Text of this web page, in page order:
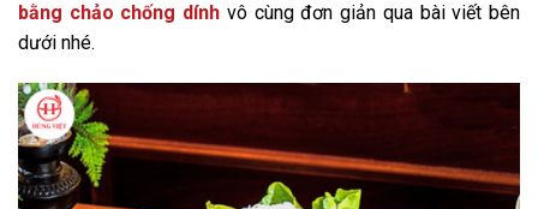
bằng chảo chống dính vô cùng đơn giản qua bài viết bên
dưới nhé.